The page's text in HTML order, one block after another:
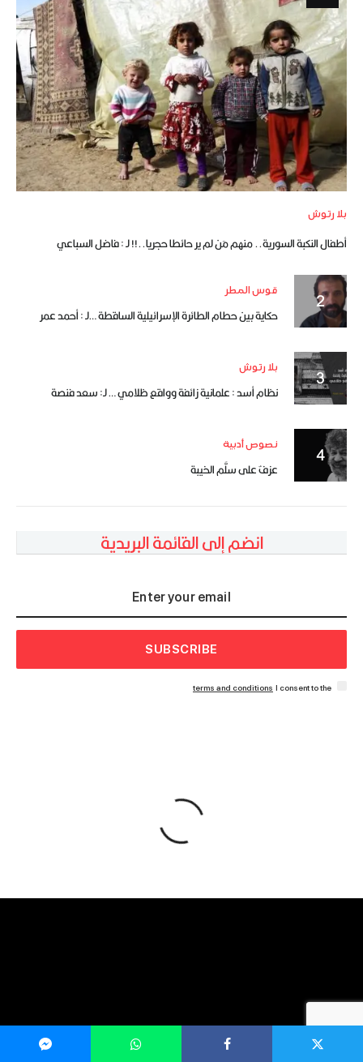
بلا رتوش
أطفال النكبة السورية.. منهم مَن لم ير حائطا حجريا..!! لـ : فاضل السباعي
قوس المطر
حكاية بين حطام الطائرة الإسرائيلية الساقطة …لـ : أحمد عمر
بلا رتوش
نظام أسد : علمانية زائفة وواقع ظلامي … لـ: سعد فنصة
نصوص أدبية
عزفٌ على سلَّم الخيبة
انضم إلى القائمة البريدية
SUBSCRIBE
I consent to the
terms and conditions